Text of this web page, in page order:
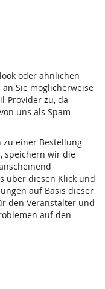
oder ähnlichen
Sie möglicherweise
Provider zu, da
uns als Spam
zu einer Bestellung
speichern wir die
über diesen Klick und
auf Basis dieser
den Veranstalter und
auf den